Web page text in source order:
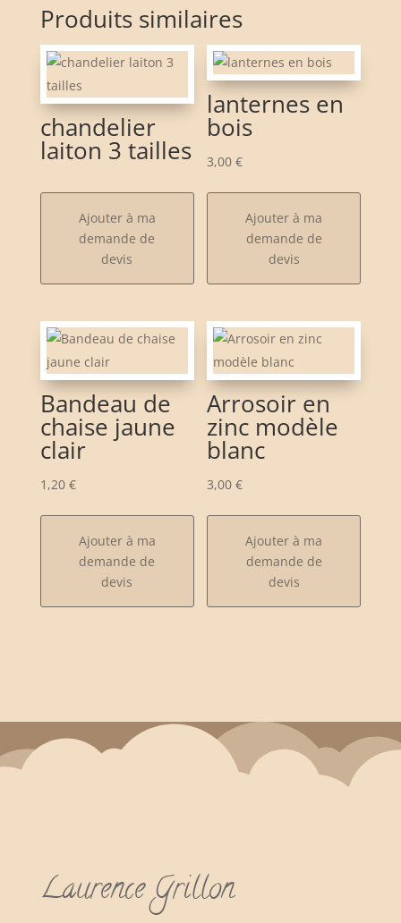
Produits similaires
chandelier
laiton 3 tailles
Ajouter à ma
demande de
devis
lanternes en
bois
3,00€
Ajouter à ma
demande de
devis
Bandeau de
chaise jaune
clair
1,20 €
Ajouter à ma
demande de
devis
Arrosoir en
zinc modèle
blanc
3,00€
Ajouter à ma
demande de
devis
Laurence Grillon